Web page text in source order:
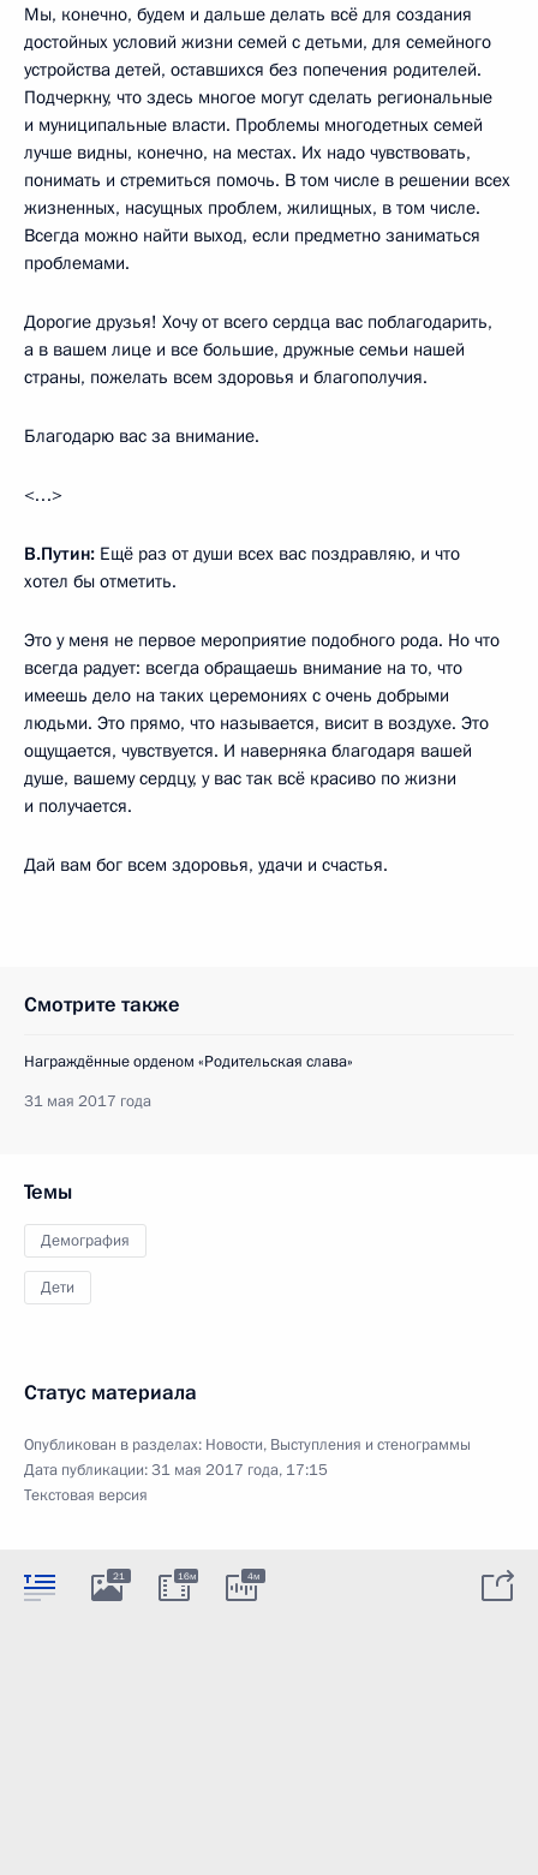
Мы, конечно, будем и дальше делать всё для создания
достойных условий жизни семей с детьми, для семейного
устройства детей, оставшихся без попечения родителей.
Подчеркну, что здесь многое могут сделать региональные
и муниципальные власти. Проблемы многодетных семей
лучше видны, конечно, на местах. Их надо чувствовать,
понимать и стремиться помочь. В том числе в решении всех
жизненных, насущных проблем, жилищных, в том числе.
Всегда можно найти выход, если предметно заниматься
проблемами.
Дорогие друзья! Хочу от всего сердца вас поблагодарить,
а в вашем лице и все большие, дружные семьи нашей
страны, пожелать всем здоровья и благополучия.
Благодарю вас за внимание.
<…>
В.Путин: Ещё раз от души всех вас поздравляю, и что
хотел бы отметить.
Это у меня не первое мероприятие подобного рода. Но что
всегда радует: всегда обращаешь внимание на то, что
имеешь дело на таких церемониях с очень добрыми
людьми. Это прямо, что называется, висит в воздухе. Это
ощущается, чувствуется. И наверняка благодаря вашей
душе, вашему сердцу, у вас так всё красиво по жизни
и получается.
Дай вам бог всем здоровья, удачи и счастья.
Смотрите также
Награждённые орденом «Родительская слава»
31 мая 2017 года
Темы
Демография
Дети
Статус материала
Опубликован в разделах: Новости, Выступления и стенограммы
Дата публикации:31 мая 2017 года, 17:15
Текстовая версия
21 16м 4м